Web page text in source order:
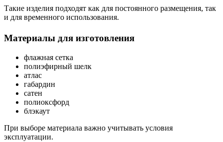
Такие изделия подходят как для постоянного размещения, так
и для временного использования.
Материалы для изготовления
флажная сетка
полиэфирный шелк
атлас
габардин
сатен
полиоксфорд
блэкаут
При выборе материала важно учитывать условия
эксплуатации.